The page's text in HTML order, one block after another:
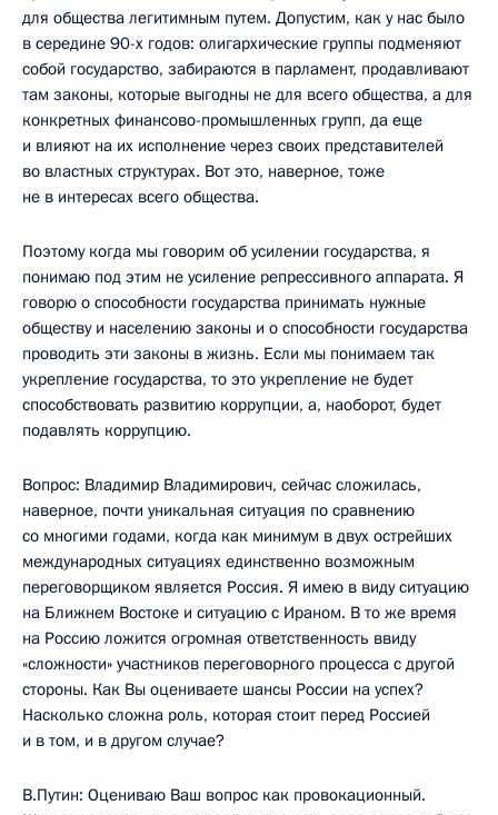
для общества легитимным путем. Допустим, как у нас было
в середине 90-х годов: олигархические группы подменяют
собой государство, забираются в парламент, продавливают
там законы, которые выгодны не для всего общества, а для
конкретных финансово-промышленных групп, да еще
и влияют на их исполнение через своих представителей
во властных структурах. Вот это, наверное, тоже
не в интересах всего общества.
Поэтому когда мы говорим об усилении государства, я
понимаю под этим не усиление репрессивного аппарата. Я
говорю о способности государства принимать нужные
обществу и населению законы и о способности государства
проводить эти законы в жизнь. Если мы понимаем так
укрепление государства, то это укрепление не будет
способствовать развитию коррупции, а, наоборот, будет
подавлять коррупцию.
Вопрос: Владимир Владимирович, сейчас сложилась,
наверное, почти уникальная ситуация по сравнению
со многими годами, когда как минимум в двух острейших
международных ситуациях единственно возможным
переговорщиком является Россия. Я имею в виду ситуацию
на Ближнем Востоке и ситуацию с Ираном. В то же время
на Россию ложится огромная ответственность ввиду
«сложности» участников переговорного процесса с другой
стороны. Как Вы оцениваете шансы России на успех?
Насколько сложна роль, которая стоит перед Россией
и в том, и в другом случае?
В.Путин: Оцениваю Ваш вопрос как провокационный.